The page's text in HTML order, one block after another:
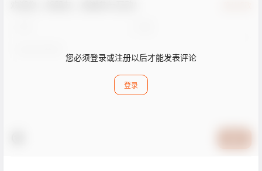
您必须登录或注册以后才能发表评论
登录